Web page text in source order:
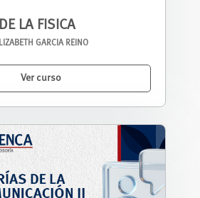
LA FISICA
GARCIA REINO
Ver curso